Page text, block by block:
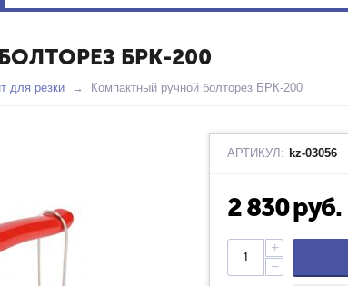
БРК-200
для резки Компактный ручной болторез БРК-200
АРТИКУЛ: kz-03056
2 830руб.
+
−